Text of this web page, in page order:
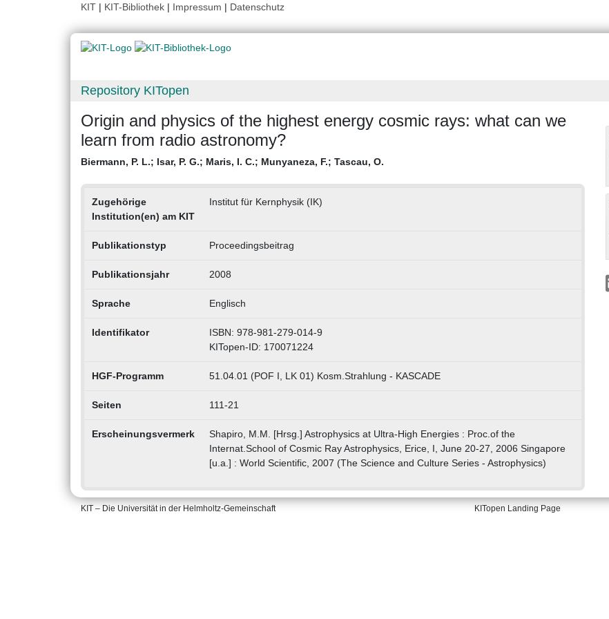
KIT | KIT-Bibliothek | Impressum | Datenschutz
Repository KITopen
Origin and physics of the highest energy cosmic rays: what can we
learn from radio astronomy?
Biermann, P. L.; Isar, P. G.; Maris, I. C.; Munyaneza, F.; Tascau, O.
Zugehörige
Institution(en) am KIT
Institut für Kernphysik (IK)
Publikationstyp Proceedingsbeitrag
Publikationsjahr 2008
Sprache Englisch
Identifikator
ISBN: 978-981-279-014-9
KITopen-ID: 170071224
HGF-Programm 51.04.01 (POF I, LK 01) Kosm.Strahlung - KASCADE
Seiten 111-21
Erscheinungsvermerk
Shapiro, M.M. [Hrsg.] Astrophysics at Ultra-High Energies : Proc.of the
Internat.School of Cosmic Ray Astrophysics, Erice, I, June 20-27, 2006 Singapore
[u.a.] : World Scientific, 2007 (The Science and Culture Series - Astrophysics)
KIT – Die Universität in der Helmholtz-Gemeinschaft KITopen Landing Page